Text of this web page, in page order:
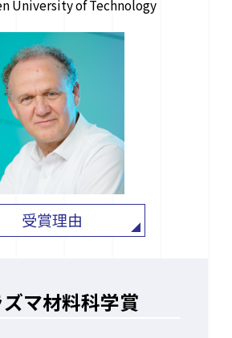
University of Technology
受賞理由
マ材料科学賞